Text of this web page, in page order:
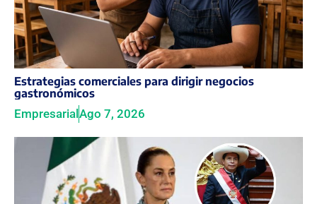
Estrategias comerciales para dirigir negocios
gastronómicos
EmpresarialAgo 7, 2026